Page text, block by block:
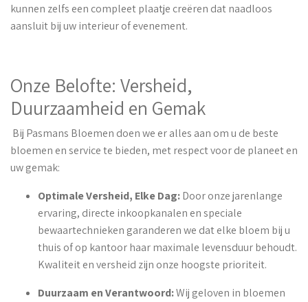
kunnen zelfs een compleet plaatje creëren dat naadloos
aansluit bij uw interieur of evenement.
Onze Belofte: Versheid,
Duurzaamheid en Gemak
Bij Pasmans Bloemen doen we er alles aan om u de beste
bloemen en service te bieden, met respect voor de planeet en
uw gemak:
Optimale Versheid, Elke Dag:Door onze jarenlange
ervaring, directe inkoopkanalen en speciale
bewaartechnieken garanderen we dat elke bloem bij u
thuis of op kantoor haar maximale levensduur behoudt.
Kwaliteit en versheid zijn onze hoogste prioriteit.
Duurzaam en Verantwoord:Wij geloven in bloemen